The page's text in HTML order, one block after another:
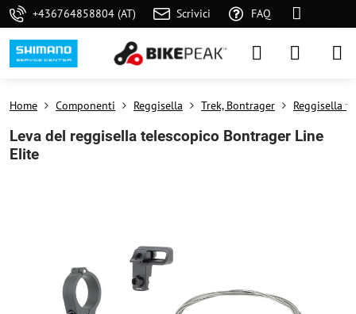
+436764858804 (AT) Scrivici FAQ
Home Componenti Reggisella Trek, Bontrager Reggisella
Leva del reggisella telescopico Bontrager Line
Elite